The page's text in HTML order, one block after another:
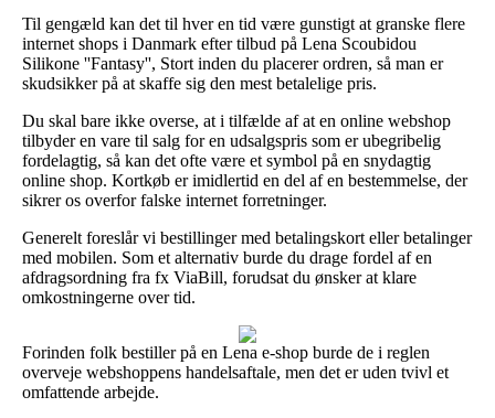
Til gengæld kan det til hver en tid være gunstigt at granske flere
internet shops i Danmark efter tilbud på Lena Scoubidou
Silikone ''Fantasy'', Stort inden du placerer ordren, så man er
skudsikker på at skaffe sig den mest betalelige pris.
Du skal bare ikke overse, at i tilfælde af at en online webshop
tilbyder en vare til salg for en udsalgspris som er ubegribelig
fordelagtig, så kan det ofte være et symbol på en snydagtig
online shop. Kortkøb er imidlertid en del af en bestemmelse, der
sikrer os overfor falske internet forretninger.
Generelt foreslår vi bestillinger med betalingskort eller betalinger
med mobilen. Som et alternativ burde du drage fordel af en
afdragsordning fra fx ViaBill, forudsat du ønsker at klare
omkostningerne over tid.
Forinden folk bestiller på en Lena e-shop burde de i reglen
overveje webshoppens handelsaftale, men det er uden tvivl et
omfattende arbejde.